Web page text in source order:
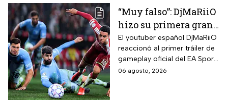
“Muy falso”: DjMaRiiO
hizo su primera gran
crítica al gameplay
del EA Sports FC 27
El youtuber español DjMaRiiO
reaccionó al primer tráiler de
gameplay oficial del EA Sports
FC 27 y remarcó algunas
06 agosto, 2026